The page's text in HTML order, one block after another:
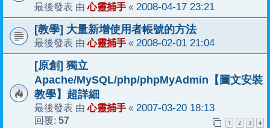
最後發表 由心靈捕手 « 2008-04-17 23:21
[教學] 大量新增使用者帳號的方法
最後發表 由心靈捕手 « 2008-02-01 21:04
[原創] 獨立
Apache/MySQL/php/phpMyAdmin【圖文安裝
教學】超詳細
最後發表 由心靈捕手 « 2007-03-20 18:13
回覆: 57 1 2 3 4